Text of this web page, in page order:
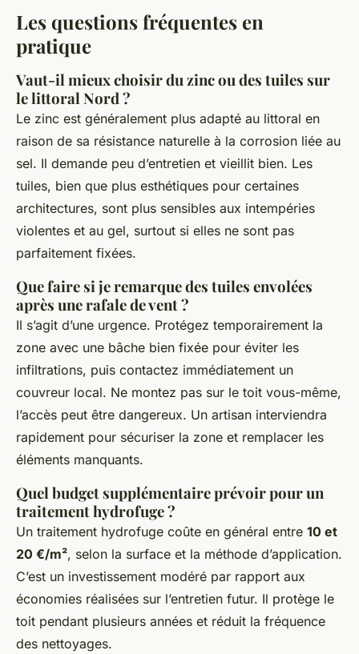
Les questions fréquentes en
pratique
Vaut-il mieux choisir du zinc ou des tuiles sur
le littoral Nord ?
Le zinc est généralement plus adapté au littoral en
raison de sa résistance naturelle à la corrosion liée au
sel. Il demande peu d’entretien et vieillit bien. Les
tuiles, bien que plus esthétiques pour certaines
architectures, sont plus sensibles aux intempéries
violentes et au gel, surtout si elles ne sont pas
parfaitement fixées.
Que faire si je remarque des tuiles envolées
après une rafale de vent ?
Il s’agit d’une urgence. Protégez temporairement la
zone avec une bâche bien fixée pour éviter les
infiltrations, puis contactez immédiatement un
couvreur local. Ne montez pas sur le toit vous-même,
l’accès peut être dangereux. Un artisan interviendra
rapidement pour sécuriser la zone et remplacer les
éléments manquants.
Quel budget supplémentaire prévoir pour un
traitement hydrofuge ?
Un traitement hydrofuge coûte en général entre 10 et
20 €/m², selon la surface et la méthode d’application.
C’est un investissement modéré par rapport aux
économies réalisées sur l’entretien futur. Il protège le
toit pendant plusieurs années et réduit la fréquence
des nettoyages.